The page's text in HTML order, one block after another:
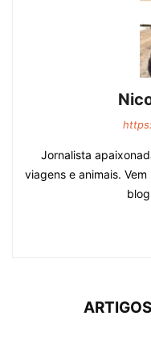
Jornalista
viagens e animais.